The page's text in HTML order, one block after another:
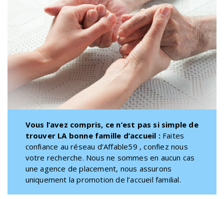
Vous l’avez compris, ce n’est pas si simple de
trouver LA bonne famille d’accueil :Faites
confiance au réseau d’Affable59 , confiez nous
votre recherche. Nous ne sommes en aucun cas
une agence de placement, nous assurons
uniquement la promotion de l’accueil familial.